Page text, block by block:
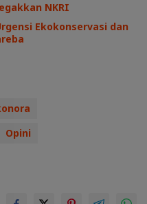
NKRI
Ekokonservasi dan
Opini